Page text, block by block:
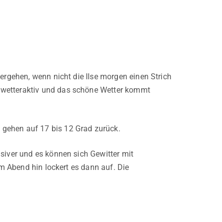
wenn nicht die Ilse morgen einen Strich
und das schöne Wetter kommt
auf 17 bis 12 Grad zurück.
und es können sich Gewitter mit
Abend hin lockert es dann auf. Die